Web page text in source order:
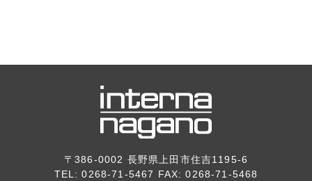
〒386-0002 長野県上田市住吉1195-6
TEL: 0268-71-5467 FAX: 0268-71-5468